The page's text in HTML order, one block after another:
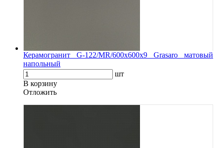
Керамогранит G-122/MR/600x600x9 Grasaro матовый
напольный
шт
В корзину
Oтложить